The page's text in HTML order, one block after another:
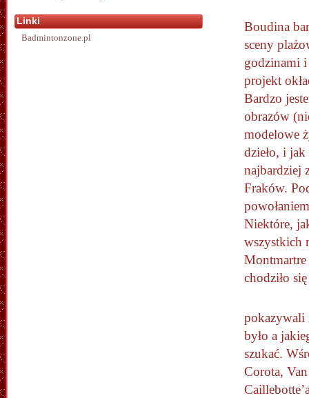
Boudina
sceny
godzinami i
projekt
Bardzo
obrazów
modelowe
dzieło, i
najbardziej
Fraków.
Niektóre,
wszystkich
Montmartre
chodziło
pokazywali
było a
szukać.
Corota,
Linki
Badmintonzone.pl